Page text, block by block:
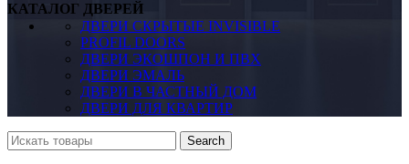
КАТАЛОГ ДВЕРЕЙ
ДВЕРИ СКРЫТЫЕ INVISIBLE
PROFIL DOORS
ДВЕРИ ЭКОШПОН И ПВХ
ДВЕРИ ЭМАЛЬ
ДВЕРИ В ЧАСТНЫЙ ДОМ
ДВЕРИ ДЛЯ КВАРТИР
Search